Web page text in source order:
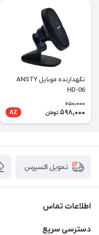
نگهدارنده موبایل ANSTY
HD-06
650,000
598,000 تومان 8٪
تحویل اکسپرس
اطلاعات تماس
09170030302
دسترسی سریع